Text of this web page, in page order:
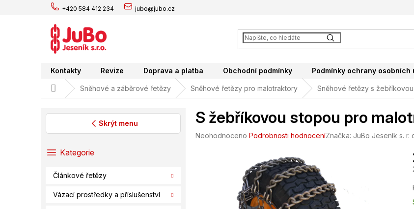
+420 584 412 234 jubo@jubo.cz
Kontakty Revize Doprava a platba Obchodní podmínky Podmínky ochrany osobních
Domů Sněhové a záběrové řetězy Sněhové řetězy pro malotraktory Sněhové řetězy s
Skrýt menu
PřeskočitKategorie
Článkové řetězy
Vázací prostředky a příslušenství
S žebříkovou stopou pro
Průměrné
Neohodnoceno Podrobnosti hodnoceníZnačka: JuBo Jeseník s. r.